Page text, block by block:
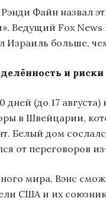
Файн назвал
Ведущий Fox
Израиль больше,
и риски
(до 17
в Швейцарии,
Белый дом
от переговоров
мира, Вэнс
США и их